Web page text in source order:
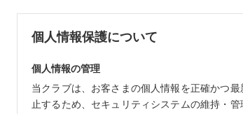
個人情報保護について
個人情報の管理
当クラブは、お客さまの個人情報を正確かつ
止するため、セキュリティシステムの維持・